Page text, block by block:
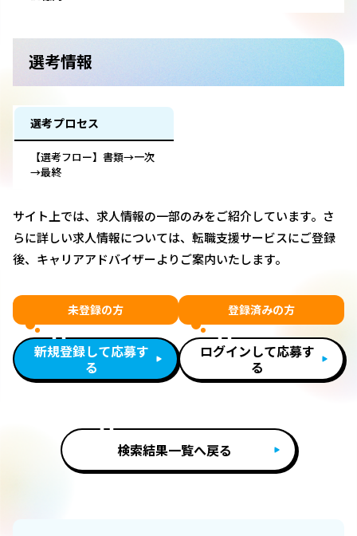
選考情報
選考プロセス
【選考フロー】書類→一次
→最終
サイト上では、求人情報の一部のみをご紹介しています。さ
らに詳しい求人情報については、転職支援サービスにご登録
後、キャリアアドバイザーよりご案内いたします。
未登録の方
新規登録して応募す
る
登録済みの方
ログインして応募す
る
検索結果一覧へ戻る